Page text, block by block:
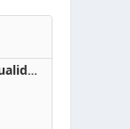
El Observador de la Actualidad